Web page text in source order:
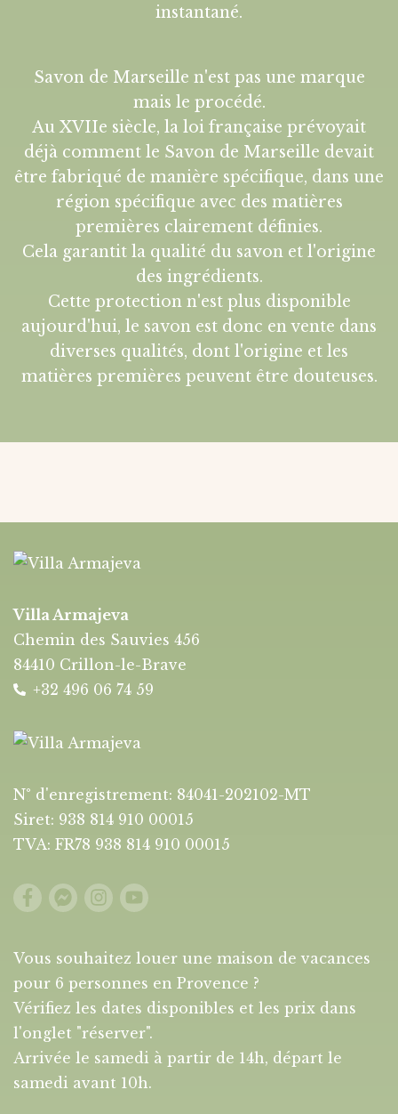
instantané.
Savon de Marseille n'est pas une marque
mais le procédé.
Au XVIIe siècle, la loi française prévoyait
déjà comment le Savon de Marseille devait
être fabriqué de manière spécifique, dans une
région spécifique avec des matières
premières clairement définies.
Cela garantit la qualité du savon et l'origine
des ingrédients.
Cette protection n'est plus disponible
aujourd'hui, le savon est donc en vente dans
diverses qualités, dont l'origine et les
matières premières peuvent être douteuses.
Villa Armajeva
Chemin des Sauvies 456
84410 Crillon-le-Brave
+32 496 06 74 59
N° d'enregistrement: 84041-202102-MT
Siret: 938 814 910 00015
TVA: FR78 938 814 910 00015
Vous souhaitez louer une maison de vacances
pour 6 personnes en Provence ?
Vérifiez les dates disponibles et les prix dans
l'onglet "réserver".
Arrivée le samedi à partir de 14h, départ le
samedi avant 10h.